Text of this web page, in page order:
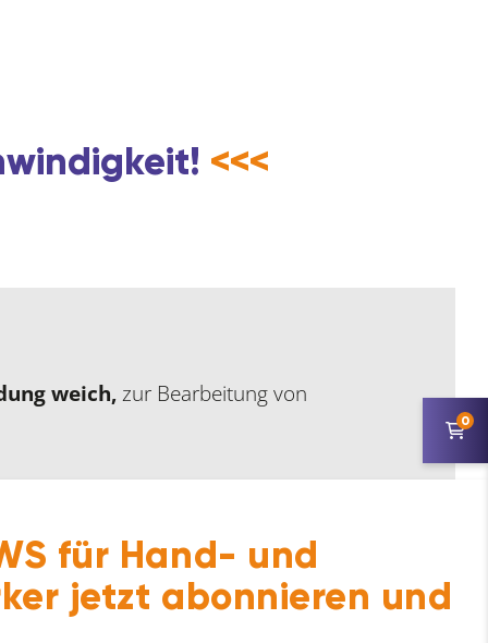
<<<
weich,zur Bearbeitung von
0
für Hand- und
jetzt abonnieren und